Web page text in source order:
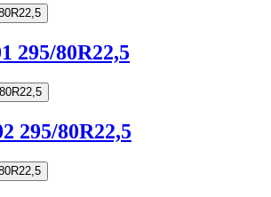
295/80R22,5
295/80R22,5